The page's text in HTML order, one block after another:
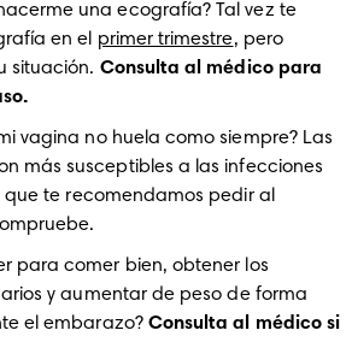
una ecografía? Tal vez te
en el primer trimestre, pero
situación. Consulta al médico para
vagina no huela como siempre? Las
más susceptibles a las infecciones
que te recomendamos pedir al
para comer bien, obtener los
y aumentar de peso de forma
el embarazo? Consulta al médico si